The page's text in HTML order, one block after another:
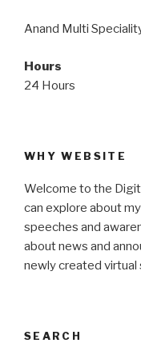
Anand Multi
Hours
24 Hours
WHY WEBSITE
Welcome to the
can explore about
speeches and
about news and
newly created
SEARCH